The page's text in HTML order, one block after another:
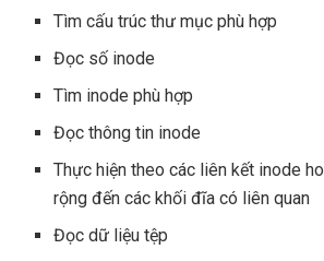
Tìm cấu trúc thư mục phù hợp
Đọc số inode
Tìm inode phù hợp
Đọc thông tin inode
Thực hiện theo các liên kết inode
rộng đến các khối đĩa có liên quan
Đọc dữ liệu tệp